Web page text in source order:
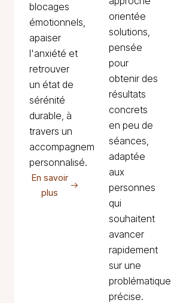
blocages
émotionnels,
apaiser
l'anxiété et
retrouver
un état de
sérénité
durable, à
travers un
accompagnement
personnalisé.
En savoir
plus
orientée
solutions,
pensée
pour
obtenir des
résultats
concrets
en peu de
séances,
adaptée
aux
personnes
qui
souhaitent
avancer
rapidement
sur une
problématique
précise.